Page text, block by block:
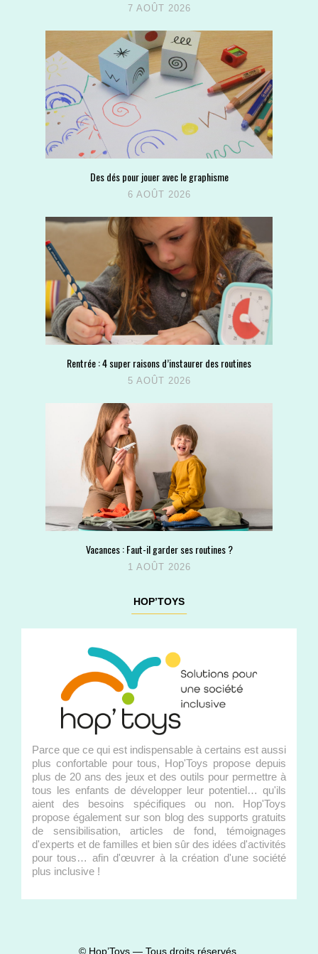
7 AOÛT 2026
Des dés pour jouer avec le graphisme
6 AOÛT 2026
Rentrée : 4 super raisons d’instaurer des routines
5 AOÛT 2026
Vacances : Faut-il garder ses routines ?
1 AOÛT 2026
HOP’TOYS
Parce que ce qui est indispensable à certains est aussi
plus confortable pour tous, Hop'Toys propose depuis
plus de 20 ans des jeux et des outils pour permettre à
tous les enfants de développer leur potentiel… qu'ils
aient des besoins spécifiques ou non. Hop'Toys
propose également sur son blog des supports gratuits
de sensibilisation, articles de fond, témoignages
d'experts et de familles et bien sûr des idées d'activités
pour tous… afin d'œuvrer à la création d'une société
plus inclusive !
© Hop’Toys — Tous droits réservés.